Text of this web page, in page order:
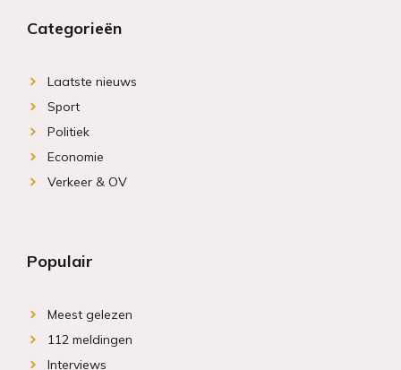
Categorieën
Laatste nieuws
Sport
Politiek
Economie
Verkeer & OV
Populair
Meest gelezen
112 meldingen
Interviews